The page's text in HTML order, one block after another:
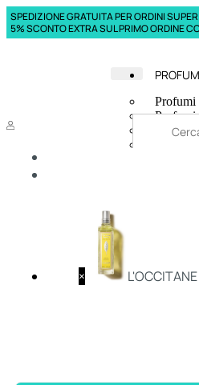
SPEDIZIONE GRATUITA PER ORDINI
5% SCONTO EXTRA SUL PRIMO ORDINE
Profumi
Profumi
×